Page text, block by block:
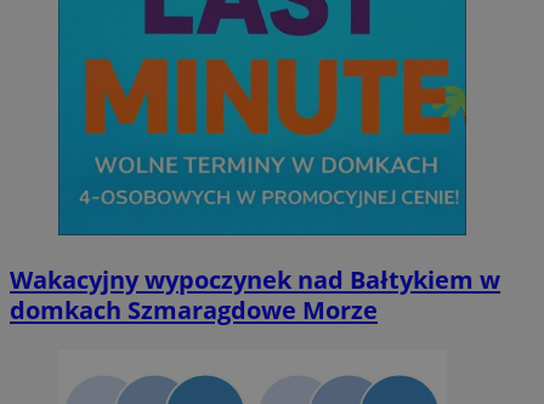
Wakacyjny wypoczynek nad Bałtykiem w
domkach Szmaragdowe Morze